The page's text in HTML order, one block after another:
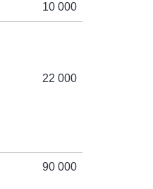
10 000
22 000
90 000